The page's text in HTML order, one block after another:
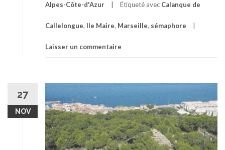
Alpes-Côte-d'Azur Étiqueté avec Calanque de
Callelongue, Ile Maire, Marseille, sémaphore
Laisser un commentaire
27
NOV